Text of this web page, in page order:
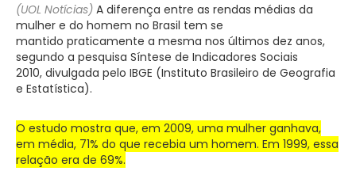
(UOL Notícias) A diferença entre as rendas médias da
mulher e do homem no Brasil tem se
mantido praticamente a mesma nos últimos dez anos,
segundo a pesquisa Síntese de Indicadores Sociais
2010, divulgada pelo IBGE (Instituto Brasileiro de Geografia
e Estatística).
O estudo mostra que, em 2009, uma mulher ganhava,
em média, 71% do que recebia um homem. Em 1999, essa
relação era de 69%.